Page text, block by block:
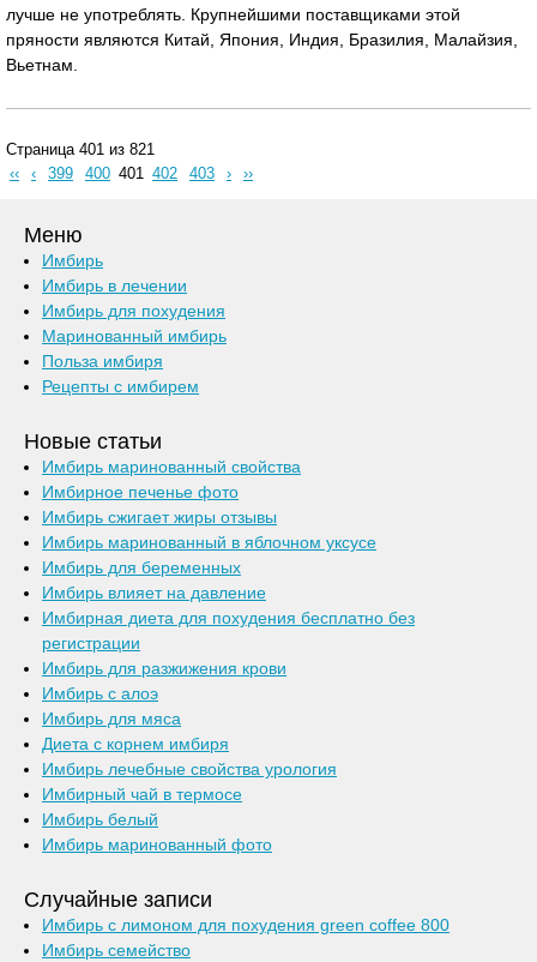
лучше не употреблять. Крупнейшими поставщиками этой
пряности являются Китай, Япония, Индия, Бразилия, Малайзия,
Вьетнам.
Страница 401 из 821
‹‹
‹ 399 400 401 402 403 › ››
Меню
Имбирь
Имбирь в лечении
Имбирь для похудения
Маринованный имбирь
Польза имбиря
Рецепты с имбирем
Новые статьи
Имбирь маринованный свойства
Имбирное печенье фото
Имбирь сжигает жиры отзывы
Имбирь маринованный в яблочном уксусе
Имбирь для беременных
Имбирь влияет на давление
Имбирная диета для похудения бесплатно без
регистрации
Имбирь для разжижения крови
Имбирь с алоэ
Имбирь для мяса
Диета с корнем имбиря
Имбирь лечебные свойства урология
Имбирный чай в термосе
Имбирь белый
Имбирь маринованный фото
Случайные записи
Имбирь с лимоном для похудения green coffee 800
Имбирь семейство